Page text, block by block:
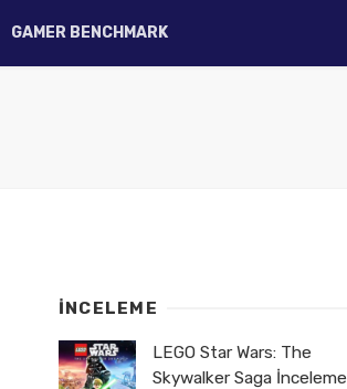
GAMER BENCHMARK
İNCELEME
LEGO Star Wars: The
Skywalker Saga İnceleme